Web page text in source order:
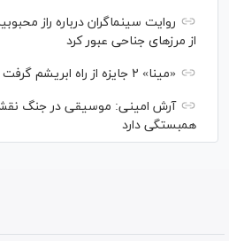
روایت سینماگران درباره راز
از مرزهای جناحی عبور کرد
«مینا» ۲ جایزه از راه ابریشم گرفت
آرش امینی: موسیقی در جنگ
همبستگی دارد